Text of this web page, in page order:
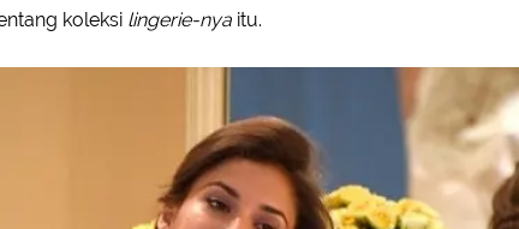
koleksi lingerie-nya itu.